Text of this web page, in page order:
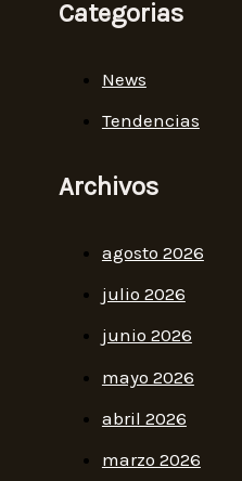
Categorias
News
Tendencias
Archivos
agosto 2026
julio 2026
junio 2026
mayo 2026
abril 2026
marzo 2026